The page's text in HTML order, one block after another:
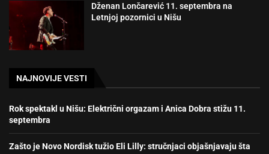
Dženan Lončarević 11. septembra na
Letnjoj pozornici u Nišu
NAJNOVIJE VESTI
Rok spektakl u Nišu: Električni orgazam i Anica Dobra stižu 11.
septembra
Zašto je Novo Nordisk tužio Eli Lilly: stručnjaci objašnjavaju šta